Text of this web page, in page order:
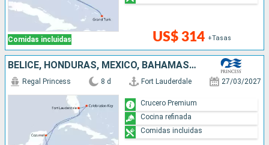
Comidas incluidas US$ 314 +Tasas
BELICE, HONDURAS, MÉXICO, BAHAMAS, ESTADOS UNIDOS
Regal Princess 8 d Fort Lauderdale 27/03/2027
Crucero Premium
Cocina refinada
Comidas incluidas